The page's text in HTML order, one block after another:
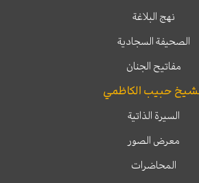
نهج البلاغة
الصحيفة السجادية
مفاتيح الجنان
حبيب الكاظمي
السيرة الذاتية
معرض الصور
المحاضرات